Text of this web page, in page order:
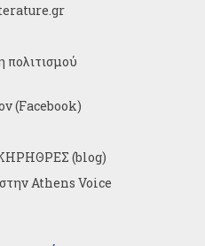
πολιτισμού
(Facebook)
ΚΗΡΗΘΡΕΣ (blog)
Athens Voice